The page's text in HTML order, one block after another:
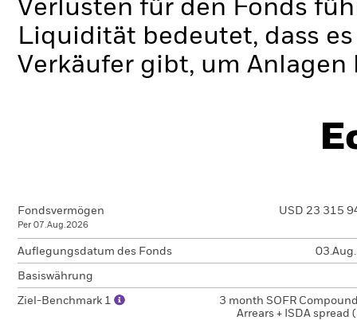
Verlusten für den Fonds
Liquidität bedeutet, dass
Verkäufer gibt, um
Fondsvermögen
Per 07.Aug.2026
USD 23 315
Auflegungsdatum des Fonds
Basiswährung
Ziel-Benchmark 1
3 month SOFR
Arrears + ISDA spread